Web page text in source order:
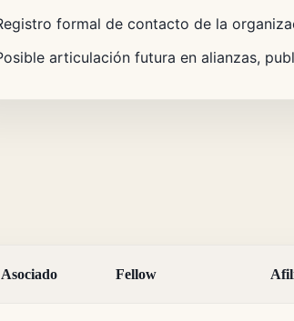
formal de contacto de la
articulación futura en alianzas,
Fellow